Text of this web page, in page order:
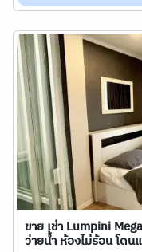
ขาย เช่า Lumpini
ว่ายน้ำ ห้องไม่ร้อน โด